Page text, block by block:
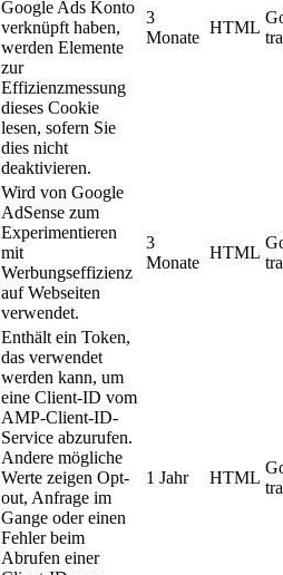
Google Ads Konto
verknüpft haben,
werden Elemente
zur
Effizienzmessung
dieses Cookie
lesen, sofern Sie
dies nicht
deaktivieren.
3
Monate
HTML
Wird von Google
AdSense zum
Experimentieren
mit
Werbungseffizienz
auf Webseiten
verwendet.
3
Monate
HTML
Enthält ein Token,
das verwendet
werden kann, um
eine Client-ID vom
AMP-Client-ID-
Service abzurufen.
Andere mögliche
Werte zeigen Opt-
out, Anfrage im
Gange oder einen
Fehler beim
Abrufen einer
1 Jahr HTML